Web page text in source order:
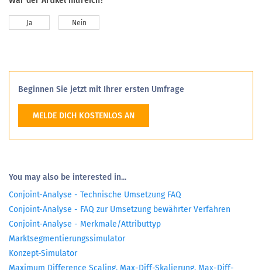
Ja Nein
Beginnen Sie jetzt mit Ihrer ersten Umfrage
MELDE DICH KOSTENLOS AN
You may also be interested in...
Conjoint-Analyse - Technische Umsetzung FAQ
Conjoint-Analyse - FAQ zur Umsetzung bewährter Verfahren
Conjoint-Analyse - Merkmale/Attributtyp
Marktsegmentierungssimulator
Konzept-Simulator
Maximum Difference Scaling, Max-Diff-Skalierung, Max-Diff-